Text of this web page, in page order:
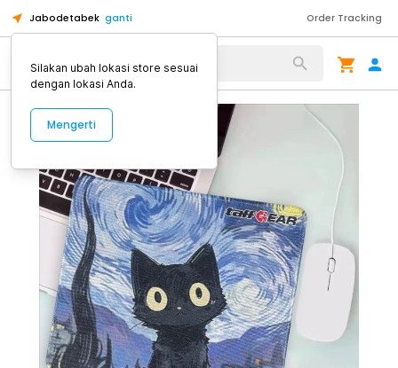
Jabodetabek ganti Order Tracking
Alat Kopi
Silakan ubah lokasi store sesuai
dengan lokasi Anda.
Mengerti